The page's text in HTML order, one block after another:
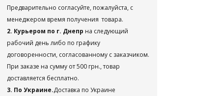
Предварительно согласуйте, пожалуйста, с
менеджером время получения товара.
2. Курьером по г. Днепр на следующий
рабочий день либо по графику
договоренности, согласованному с заказчиком.
При заказе на сумму от 500 грн., товар
доставляется бесплатно.
3. По Украине.Доставка по Украине